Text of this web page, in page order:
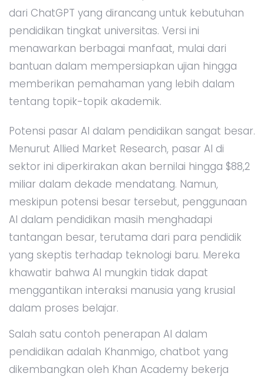
dari ChatGPT yang dirancang untuk kebutuhan
pendidikan tingkat universitas. Versi ini
menawarkan berbagai manfaat, mulai dari
bantuan dalam mempersiapkan ujian hingga
memberikan pemahaman yang lebih dalam
tentang topik-topik akademik.
Potensi pasar AI dalam pendidikan sangat besar.
Menurut Allied Market Research, pasar AI di
sektor ini diperkirakan akan bernilai hingga $88,2
miliar dalam dekade mendatang. Namun,
meskipun potensi besar tersebut, penggunaan
AI dalam pendidikan masih menghadapi
tantangan besar, terutama dari para pendidik
yang skeptis terhadap teknologi baru. Mereka
khawatir bahwa AI mungkin tidak dapat
menggantikan interaksi manusia yang krusial
dalam proses belajar.
Salah satu contoh penerapan AI dalam
pendidikan adalah Khanmigo, chatbot yang
dikembangkan oleh Khan Academy bekerja